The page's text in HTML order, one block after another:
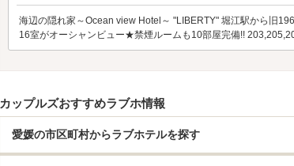
海辺の隠れ家～Ocean view Hotel～ "LIBERTY" 堀江駅から旧
16室がオーシャンビュー★禁煙ルームも10部屋完備!!
カップルズおすすめラブホ情報
愛媛の市区町村からラブホテルを探す